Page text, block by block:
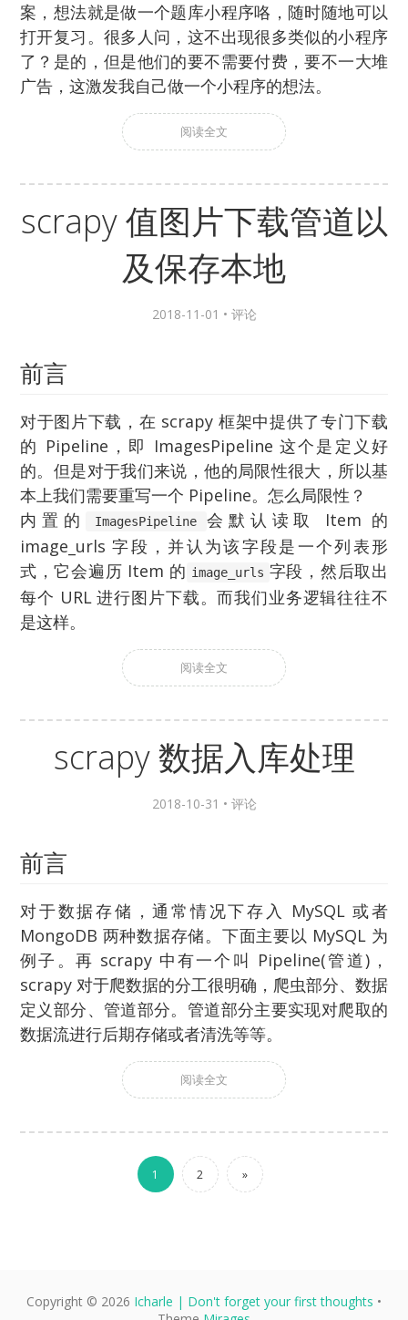
案，想法就是做一个题库小程序咯，随时随地可以
打开复习。很多人问，这不出现很多类似的小程序
了？是的，但是他们的要不需要付费，要不一大堆
广告，这激发我自己做一个小程序的想法。
阅读全文
scrapy 值图片下载管道以
及保存本地
2018-11-01 • 评论
前言
对于图片下载，在 scrapy 框架中提供了专门下载
的 Pipeline，即 ImagesPipeline 这个是定义好
的。但是对于我们来说，他的局限性很大，所以基
本上我们需要重写一个 Pipeline。怎么局限性？
内置的
ImagesPipeline
会默认读取 Item 的
image_urls 字段，并认为该字段是一个列表形
式，它会遍历 Item 的 image_urls 字段，然后取出
每个 URL 进行图片下载。而我们业务逻辑往往不
是这样。
阅读全文
scrapy 数据入库处理
2018-10-31 • 评论
前言
对于数据存储，通常情况下存入 MySQL 或者
MongoDB 两种数据存储。下面主要以 MySQL 为
例子。再 scrapy 中有一个叫 Pipeline(管道)，
scrapy 对于爬数据的分工很明确，爬虫部分、数据
定义部分、管道部分。管道部分主要实现对爬取的
数据流进行后期存储或者清洗等等。
阅读全文
1 2 »
Copyright © 2026 Icharle | Don't forget your first thoughts •